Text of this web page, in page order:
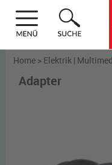
Home > Elektrik |
Adapter